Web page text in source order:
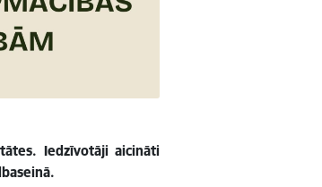
Iedzīvotāji aicināti